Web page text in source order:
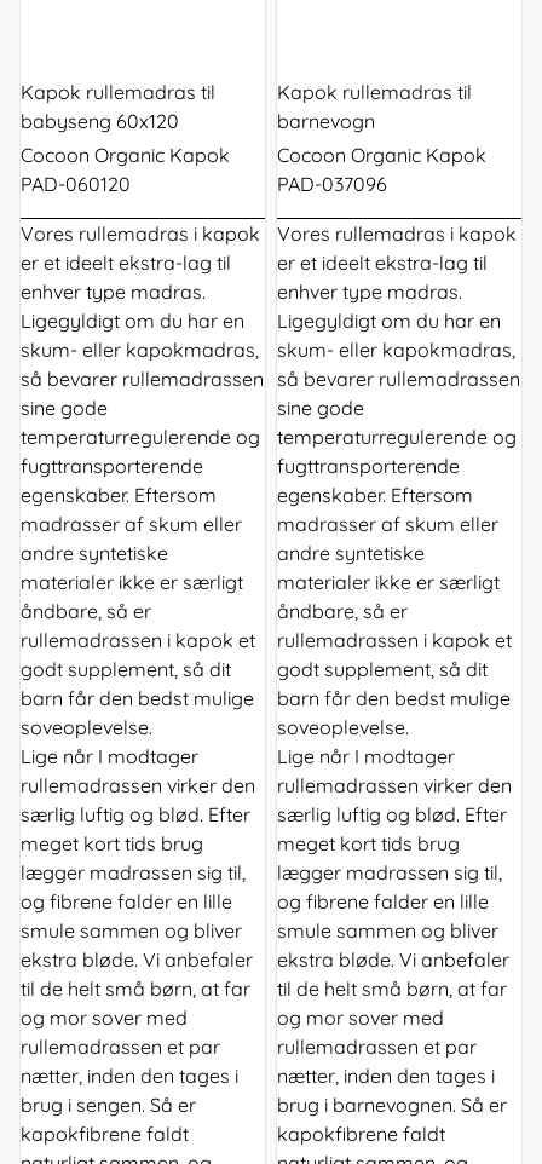
Kapok rullemadras til
babyseng 60x120
Cocoon Organic Kapok
PAD-060120
Vores rullemadras i kapok
er et ideelt ekstra-lag til
enhver type madras.
Ligegyldigt om du har en
skum- eller kapokmadras,
så bevarer rullemadrassen
sine gode
temperaturregulerende og
fugttransporterende
egenskaber. Eftersom
madrasser af skum eller
andre syntetiske
materialer ikke er særligt
åndbare, så er
rullemadrassen i kapok et
godt supplement, så dit
barn får den bedst mulige
soveoplevelse.
Lige når I modtager
rullemadrassen virker den
særlig luftig og blød. Efter
meget kort tids brug
lægger madrassen sig til,
og fibrene falder en lille
smule sammen og bliver
ekstra bløde. Vi anbefaler
til de helt små børn, at far
og mor sover med
rullemadrassen et par
nætter, inden den tages i
brug i sengen. Så er
kapokfibrene faldt
Kapok rullemadras til
barnevogn
Cocoon Organic Kapok
PAD-037096
Vores rullemadras i kapok
er et ideelt ekstra-lag til
enhver type madras.
Ligegyldigt om du har en
skum- eller kapokmadras,
så bevarer rullemadrassen
sine gode
temperaturregulerende og
fugttransporterende
egenskaber. Eftersom
madrasser af skum eller
andre syntetiske
materialer ikke er særligt
åndbare, så er
rullemadrassen i kapok et
godt supplement, så dit
barn får den bedst mulige
soveoplevelse.
Lige når I modtager
rullemadrassen virker den
særlig luftig og blød. Efter
meget kort tids brug
lægger madrassen sig til,
og fibrene falder en lille
smule sammen og bliver
ekstra bløde. Vi anbefaler
til de helt små børn, at far
og mor sover med
rullemadrassen et par
nætter, inden den tages i
brug i barnevognen. Så er
kapokfibrene faldt